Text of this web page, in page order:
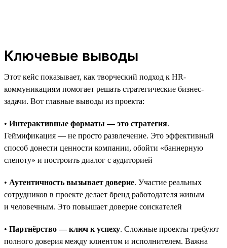
Ключевые выводы
Этот кейс показывает, как творческий подход к HR-
коммуникациям помогает решать стратегические бизнес-
задачи. Вот главные выводы из проекта:
• Интерактивные форматы — это стратегия.
Геймификация — не просто развлечение. Это эффективный
способ донести ценности компании, обойти «баннерную
слепоту» и построить диалог с аудиторией
• Аутентичность вызывает доверие. Участие реальных
сотрудников в проекте делает бренд работодателя живым
и человечным. Это повышает доверие соискателей
• Партнёрство — ключ к успеху. Сложные проекты требуют
полного доверия между клиентом и исполнителем. Важна